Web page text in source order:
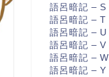
語呂暗記 – S
語呂暗記 – T
語呂暗記 – U
語呂暗記 – V
語呂暗記 – W
語呂暗記 – Y